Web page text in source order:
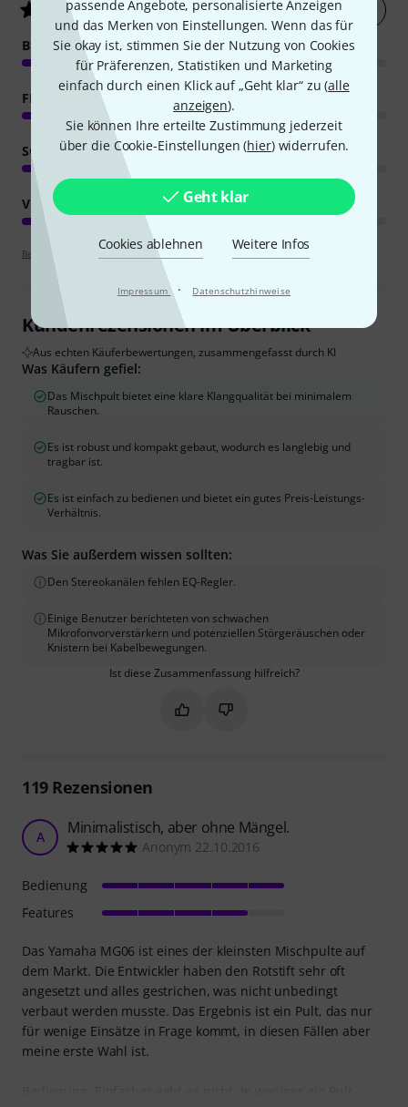
passende Angebote, personalisierte Anzeigen
und das Merken von Einstellungen. Wenn das für
Sie okay ist, stimmen Sie der Nutzung von Cookies
für Präferenzen, Statistiken und Marketing
einfach durch einen Klick auf „Geht klar“ zu (alle
anzeigen).
Sie können Ihre erteilte Zustimmung jederzeit
über die Cookie-Einstellungen (hier) widerrufen.
Geht klar
Cookies ablehnen Weitere Infos
Impressum · Datenschutzhinweise
4.7/ 5 Jetzt bewerten
BEDIENUNG
FEATURES
SOUND
VERARBEITUNG
Bewertungsrichtlinien
Kundenrezensionen im Überblick
Aus echten Käuferbewertungen, zusammengefasst durch KI
Was Käufern gefiel:
Das Mischpult bietet eine klare Klangqualität bei minimalem
Rauschen.
Es ist robust und kompakt gebaut, wodurch es langlebig und
tragbar ist.
Es ist einfach zu bedienen und bietet ein gutes Preis-Leistungs-
Verhältnis.
Was Sie außerdem wissen sollten:
Den Stereokanälen fehlen EQ-Regler.
Einige Benutzer berichteten von schwachen
Mikrofonvorverstärkern und potenziellen Störgeräuschen oder
Knistern bei Kabelbewegungen.
Ist diese Zusammenfassung hilfreich?
Markieren Sie diese
Markieren Sie diese
119Rezensionen
A Minimalistisch, aber ohne Mängel.
Anonym 22.10.2016
Das Yamaha MG06 ist eines der kleinsten Mischpulte auf
dem Markt. Die Entwickler haben den Rotstift sehr oft
angesetzt und alles gestrichen, was nicht unbedingt
verbaut werden musste. Das Ergebnis ist ein Pult, das nur
für wenige Einsätze in Frage kommt, in diesen Fällen aber
meine erste Wahl ist.
Bedienung
Features